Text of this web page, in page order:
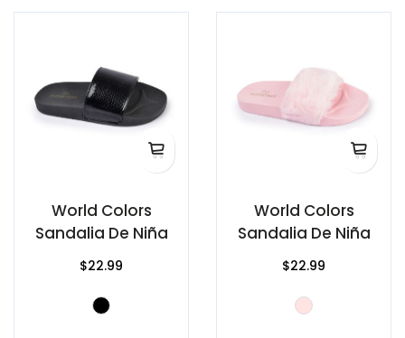
World Colors
Sandalia De Niña
$22.99
World Colors
Sandalia De Niña
$22.99